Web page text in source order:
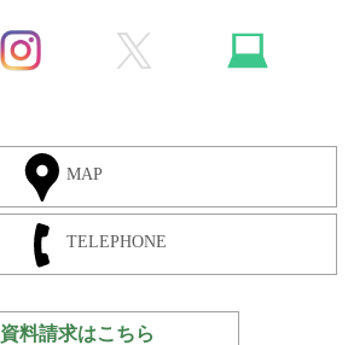
MAP
TELEPHONE
資料請求はこちら